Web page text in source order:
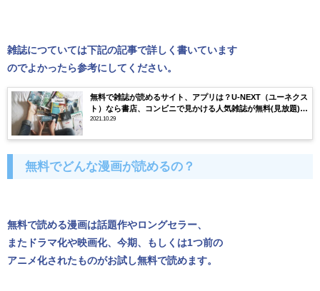
雑誌につていては下記の記事で詳しく書いています
のでよかったら参考にしてください。
無料で雑誌が読めるサイト、アプリは？U-NEXT（ユーネクス
ト）なら書店、コンビニで見かける人気雑誌が無料(見放題)で
読める！
2021.10.29
無料でどんな漫画が読めるの？
無料で読める漫画は話題作やロングセラー、
またドラマ化や映画化、今期、もしくは1つ前の
アニメ化されたものがお試し無料で読めます。